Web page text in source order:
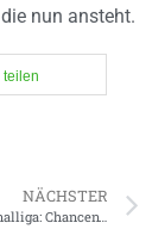
nun ansteht.
teilen
NÄCHSTER
Floorball – Regionalliga: Chancenwucher und Lichtausfall